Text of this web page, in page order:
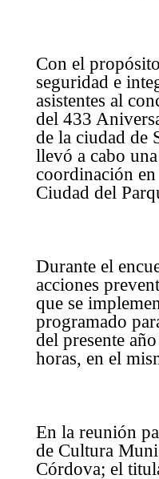
Con el
seguridad e
asistentes al
del 433
de la ciudad de
llevó a cabo
coordinación
Ciudad del
Durante el
acciones
que se
programado
del presente
horas, en el
En la reunión
de Cultura
Córdova; el